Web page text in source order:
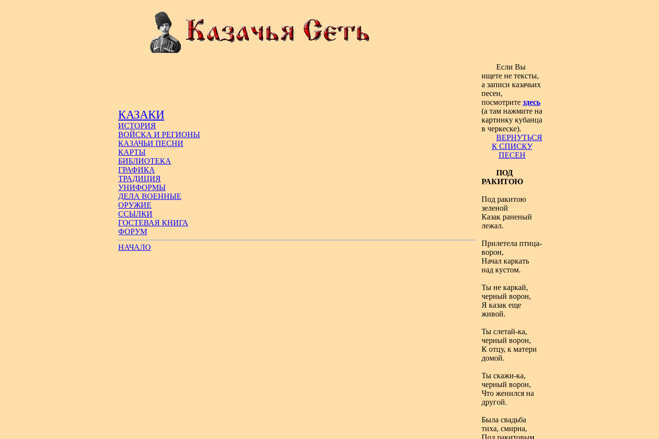
КАЗАКИ
ИСТОРИЯ
ВОЙСКА И РЕГИОНЫ
КАЗАЧЬИ ПЕСНИ
КАРТЫ
БИБЛИОТЕКА
ГРАФИКА
ТРАДИЦИЯ
УНИФОРМЫ
ДЕЛА ВОЕННЫЕ
ОРУЖИЕ
ССЫЛКИ
ГОСТЕВАЯ КНИГА
ФОРУМ
НАЧАЛО
Если Вы
ищете не тексты,
а записи казачьих
песен,
посмотрите здесь
(а там нажмите на
картинку кубанца
в черкеске).
ВЕРНУТЬСЯ
К СПИСКУ
ПЕСЕН
ПОД
РАКИТОЮ
Под ракитою
зеленой
Казак раненый
лежал.
Прилетела птица-
ворон,
Начал каркать
над кустом.
Ты не каркай,
черный ворон,
Я казак еще
живой.
Ты слетай-ка,
черный ворон,
К отцу, к матери
домой.
Ты скажи-ка,
черный ворон,
Что женился на
другой.
Была свадьба
тиха, смирна,
Под ракитовым